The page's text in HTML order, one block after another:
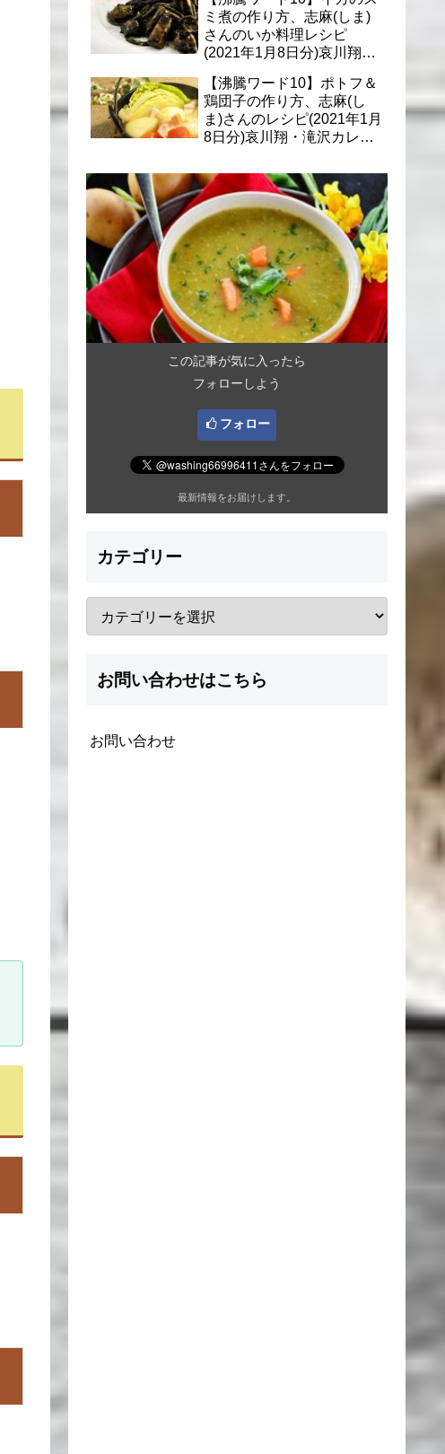
理
ミ煮の作り方、志麻(しま)
さんのいか料理レシピ
(2021年1月8日分)哀川翔・
【沸騰ワード10】ポトフ＆
鶏団子の作り方、志麻(し
ま)さんのレシピ(2021年1月
8日分)哀川翔・滝沢カレ
この記事が気に入ったら
フォローしよう
フォロー
最新情報をお届けします。
カテゴリー
お問い合わせはこちら
お問い合わせ